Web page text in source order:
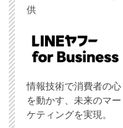
供
情報技術で消費者の心
を動かす、未来のマー
ケティングを実現。